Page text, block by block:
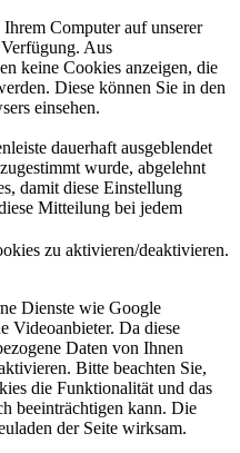
Computer auf unserer
Aus
keine Cookies anzeigen, die
Diese können Sie in den
einsehen.
dauerhaft ausgeblendet
wurde, abgelehnt
damit diese Einstellung
Mitteilung bei jedem
zu aktivieren/deaktivieren.
Dienste wie Google
Videoanbieter. Da diese
Daten von Ihnen
Bitte beachten Sie,
die Funktionalität und das
beeinträchtigen kann. Die
der Seite wirksam.